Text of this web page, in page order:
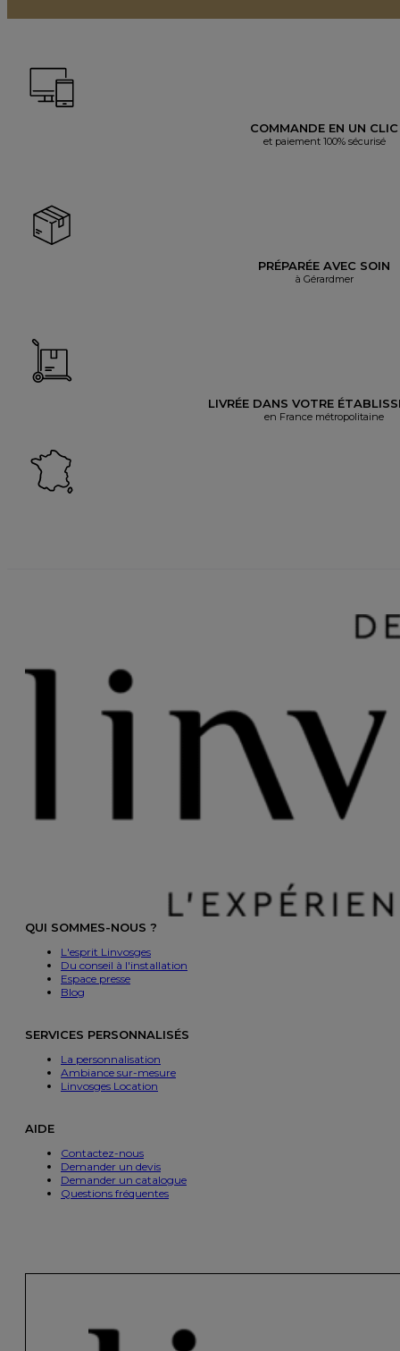
COMMANDE EN UN CLIC
et paiement 100% sécurisé
PRÉPARÉE AVEC SOIN
à Gérardmer
LIVRÉE DANS VOTRE
en France métropolitaine
QUI SOMMES-NOUS ?
L'esprit Linvosges
Du conseil à l'installation
Espace presse
Blog
SERVICES PERSONNALISÉS
La personnalisation
Ambiance sur-mesure
Linvosges Location
AIDE
Contactez-nous
Demander un devis
Demander un catalogue
Questions fréquentes